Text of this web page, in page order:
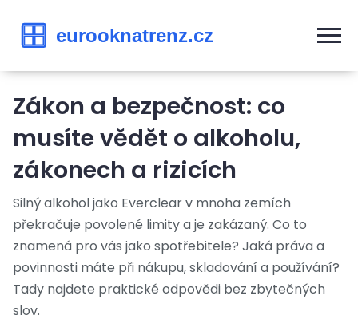
Zákon a bezpečnost: co
musíte vědět o alkoholu,
zákonech a rizicích
Silný alkohol jako Everclear v mnoha zemích
překračuje povolené limity a je zakázaný. Co to
znamená pro vás jako spotřebitele? Jaká práva a
povinnosti máte při nákupu, skladování a používání?
Tady najdete praktické odpovědi bez zbytečných
slov.